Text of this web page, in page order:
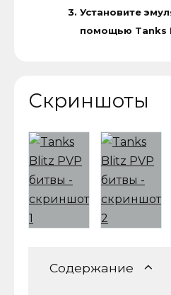
Установите
помощью Tanks
Скриншоты
Содержание